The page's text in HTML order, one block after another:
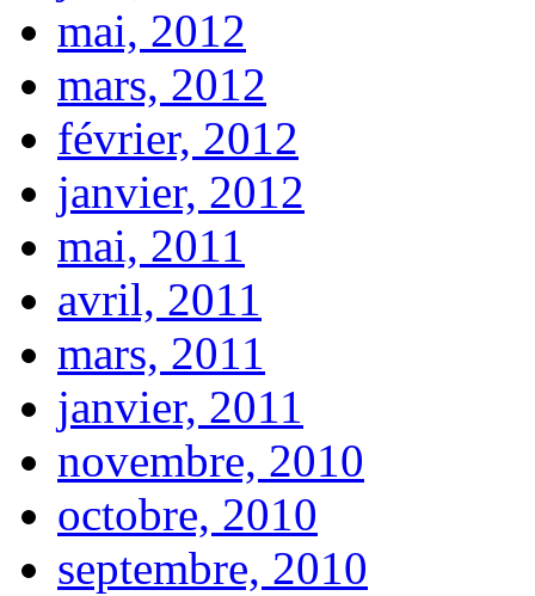
mai, 2012
mars, 2012
février, 2012
janvier, 2012
mai, 2011
avril, 2011
mars, 2011
janvier, 2011
novembre, 2010
octobre, 2010
septembre, 2010